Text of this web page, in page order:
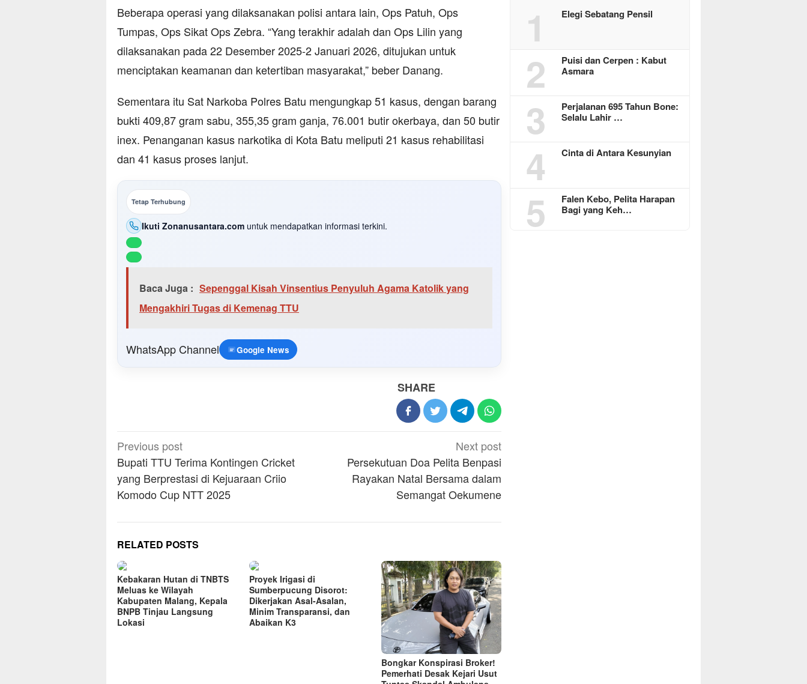
Beberapa operasi yang dilaksanakan polisi antara lain, Ops Patuh, Ops
Tumpas, Ops Sikat Ops Zebra. “Yang terakhir adalah dan Ops Lilin yang
dilaksanakan pada 22 Desember 2025-2 Januari 2026, ditujukan untuk
menciptakan keamanan dan ketertiban masyarakat,” beber Danang.
Sementara itu Sat Narkoba Polres Batu mengungkap 51 kasus, dengan barang
bukti 409,87 gram sabu, 355,35 gram ganja, 76.001 butir okerbaya, dan 50 butir
inex. Penanganan kasus narkotika di Kota Batu meliputi 21 kasus rehabilitasi
dan 41 kasus proses lanjut.
Tetap Terhubung
Ikuti Zonanusantara.com untuk mendapatkan informasi terkini.
Baca Juga : Sepenggal Kisah Vinsentius Penyuluh Agama Katolik yang
Mengakhiri Tugas di Kemenag TTU
WhatsApp Channel Google News
SHARE
Post
navigation
Previous post
Bupati TTU Terima Kontingen Cricket
yang Berprestasi di Kejuaraan Criio
Komodo Cup NTT 2025
Next post
Persekutuan Doa Pelita Benpasi
Rayakan Natal Bersama dalam
Semangat Oekumene
RELATED POSTS
Kebakaran Hutan di TNBTS
Meluas ke Wilayah
Kabupaten Malang, Kepala
BNPB Tinjau Langsung
Lokasi
Proyek Irigasi di
Sumberpucung Disorot:
Dikerjakan Asal-Asalan,
Minim Transparansi, dan
Abaikan K3
Bongkar Konspirasi Broker!
Pemerhati Desak Kejari Usut
1 Elegi Sebatang Pensil
2
Puisi dan Cerpen : Kabut
Asmara
3
Perjalanan 695 Tahun Bone:
Selalu Lahir …
4 Cinta di Antara Kesunyian
5
Falen Kebo, Pelita Harapan
Bagi yang Keh…